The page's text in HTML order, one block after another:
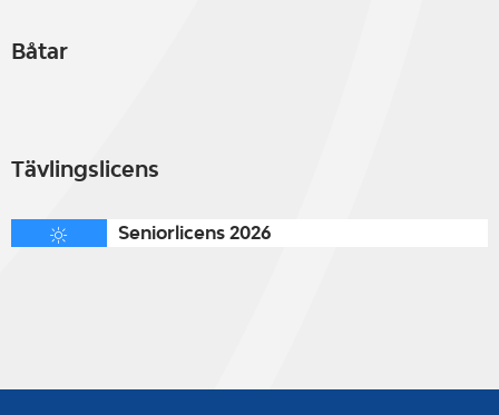
Båtar
Tävlingslicens
Seniorlicens 2026